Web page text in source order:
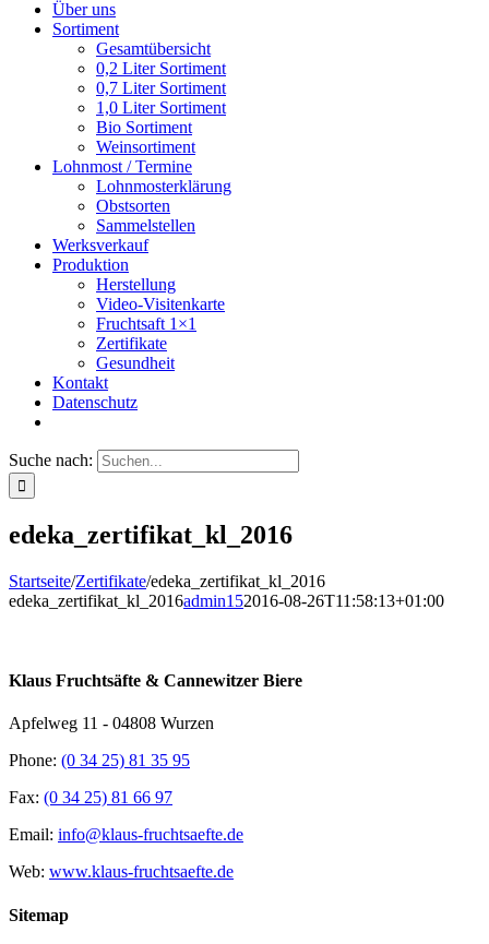
Über uns
Sortiment
Gesamtübersicht
0,2 Liter Sortiment
0,7 Liter Sortiment
1,0 Liter Sortiment
Bio Sortiment
Weinsortiment
Lohnmost / Termine
Lohnmosterklärung
Obstsorten
Sammelstellen
Werksverkauf
Produktion
Herstellung
Video-Visitenkarte
Fruchtsaft 1×1
Zertifikate
Gesundheit
Kontakt
Datenschutz
Suche nach:
edeka_zertifikat_kl_2016
Startseite/Zertifikate/edeka_zertifikat_kl_2016
edeka_zertifikat_kl_2016admin152016-08-26T11:58:13+01:00
Klaus Fruchtsäfte & Cannewitzer Biere
Apfelweg 11 - 04808 Wurzen
Phone: (0 34 25) 81 35 95
Fax: (0 34 25) 81 66 97
Email: info@klaus-fruchtsaefte.de
Web: www.klaus-fruchtsaefte.de
Sitemap